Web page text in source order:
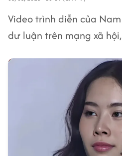
Video trình diễn của
dư luận trên mạng xã